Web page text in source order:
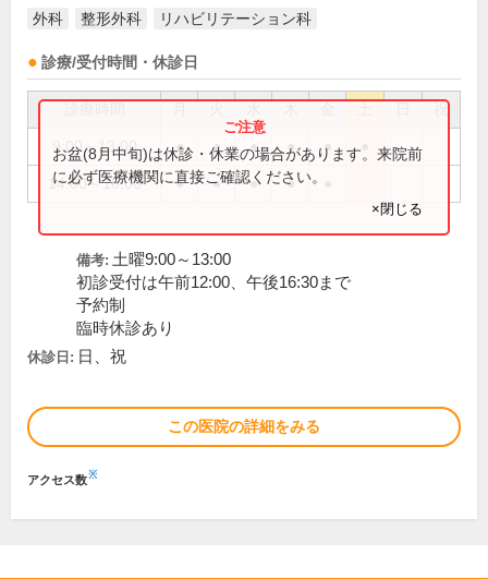
外科 整形外科 リハビリテーション科
診療/受付時間・休診日
祝
9:00～13:00 ● ● ● ● ●
14:00～18:00 ● ● ● ●
お盆(8月中旬)は休診・休業の場合があります。来院前
に必ず医療機関に直接ご確認ください。
×閉じる
備考: 土曜9:00～13:00
初診受付は午前12:00、午後16:30まで
予約制
臨時休診あり
休診日: 日、祝
この医院の詳細をみる
アクセス数※